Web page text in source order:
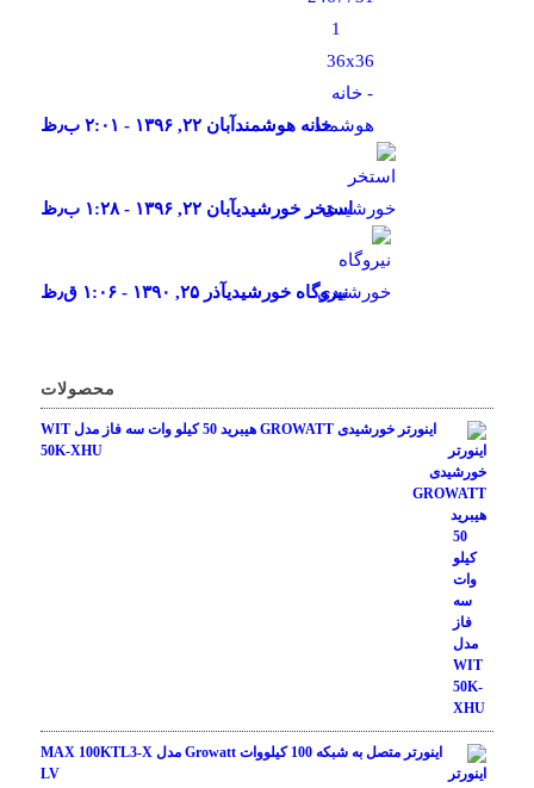
خانه هوشمند آبان ۲۲, ۱۳۹۶ - ۲:۰۱ ب٫ظ
استخر خورشیدیآبان ۲۲, ۱۳۹۶ - ۱:۲۸ ب٫ظ
نیروگاه خورشیدیآذر ۲۵, ۱۳۹۰ - ۱:۰۶ ق٫ظ
محصولات
اینورتر خورشیدی GROWATT هیبرید 50 کیلو وات سه فاز مدل WIT
50K-XHU
اینورتر متصل به شبکه 100 کیلووات Growatt مدل MAX 100KTL3-X
LV